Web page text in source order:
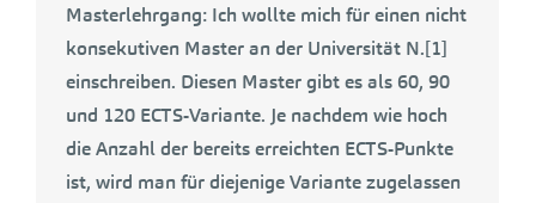
Masterlehrgang: Ich wollte mich für einen nicht
konsekutiven Master an der Universität N.[1]
einschreiben. Diesen Master gibt es als 60, 90
und 120 ECTS-Variante. Je nachdem wie hoch
die Anzahl der bereits erreichten ECTS-Punkte
ist, wird man für diejenige Variante zugelassen